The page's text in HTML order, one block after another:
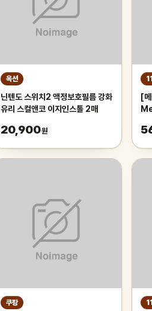
옥션
닌텐도 스위치2 액정보호필름 강화
유리 스컬앤코 이지인스톨 2매
20,900원
[
쿠팡